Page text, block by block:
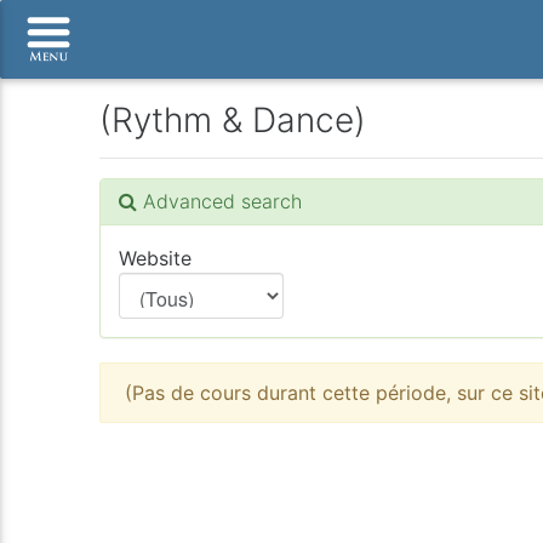
(Rythm & Dance)
Advanced search
Website
(Pas de cours durant cette période, sur ce